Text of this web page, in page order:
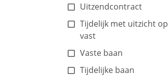
Uitzendcontract
Tijdelijk met uitzicht op
vast
Vaste baan
Tijdelijke baan